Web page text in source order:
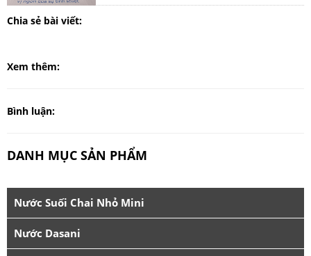
Chia sẻ bài viết:
Xem thêm:
Bình luận:
DANH MỤC SẢN PHẨM
Nước Suối Chai Nhỏ Mini
Nước Dasani